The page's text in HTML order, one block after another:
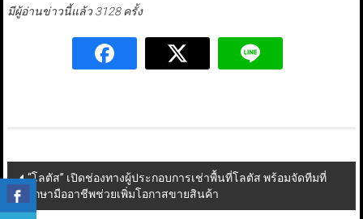
มีผู้อ่านข่าวนี้แล้ว 3128 ครั้ง
Post
navigation
“โลตัส” เปิดช่องทางผู้ประกอบการเช่าพื้นที่โลตัส พร้อมจัดทีมที่
ปรึกษามืออาชีพช่วยเพิ่มโอกาสขายสินค้า